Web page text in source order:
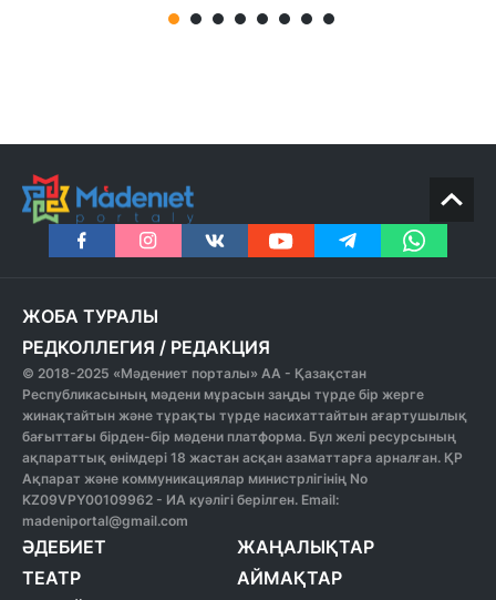
ЖОБА ТУРАЛЫ
РЕДКОЛЛЕГИЯ / РЕДАКЦИЯ
© 2018-2025 «Мәдениет порталы» АА - Қазақстан
Республикасының мәдени мұрасын заңды түрде бір жерге
жинақтайтын және тұрақты түрде насихаттайтын ағартушылық
бағыттағы бірден-бір мәдени платформа. Бұл желі ресурсының
ақпараттық өнімдері 18 жастан асқан азаматтарға арналған. ҚР
Ақпарат және коммуникациялар министрлігінің No
KZ09VPY00109962 - ИА куәлігі берілген. Email:
madeniportal@gmail.com
ӘДЕБИЕТ
ТЕАТР
ЖАҢАЛЫҚТАР
АЙМАҚТАР